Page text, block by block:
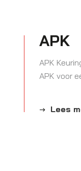
APK
APK
APK voor
Lees